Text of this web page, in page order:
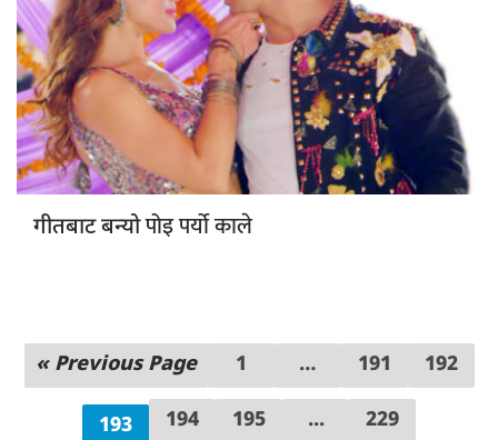
गीतबाट बन्योपोइ पर्यो काले
« Previous Page 1 … 191 192
193 194 195 ... 229